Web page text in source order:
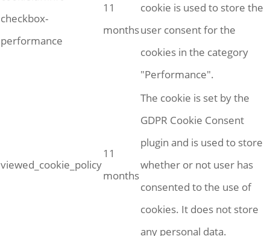
checkbox-
performance
11
months
cookie is used to store the
user consent for the
cookies in the category
"Performance".
viewed_cookie_policy
11
months
The cookie is set by the
GDPR Cookie Consent
plugin and is used to store
whether or not user has
consented to the use of
cookies. It does not store
any personal data.